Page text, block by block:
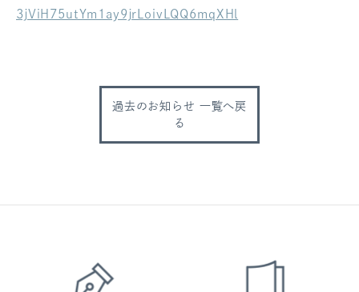
ログアウト
3jViH75utYm1ay9jrLoivLQQ6mqXHl
過去のお知らせ 一覧へ戻
る